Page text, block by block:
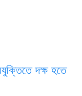
দক্ষ হতে